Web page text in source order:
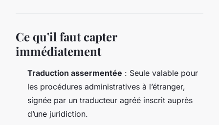
Ce qu'il faut capter
immédiatement
Traduction assermentée : Seule valable pour
les procédures administratives à l’étranger,
signée par un traducteur agréé inscrit auprès
d’une juridiction.